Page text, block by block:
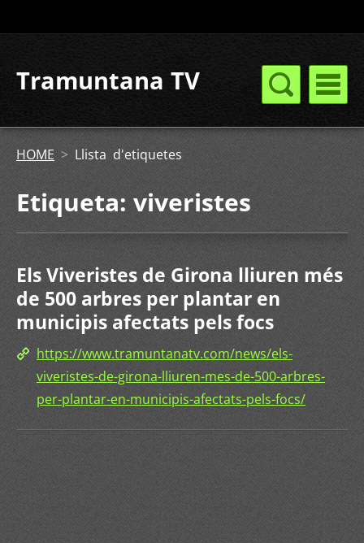
Tramuntana TV
HOME > Llista d'etiquetes
Etiqueta: viveristes
Els Viveristes de Girona lliuren més
de 500 arbres per plantar en
municipis afectats pels focs
https://www.tramuntanatv.com/news/els-
viveristes-de-girona-lliuren-mes-de-500-arbres-
per-plantar-en-municipis-afectats-pels-focs/